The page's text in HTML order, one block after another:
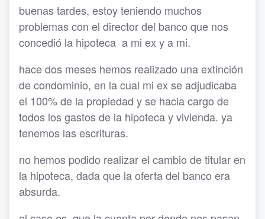
buenas tardes, estoy teniendo muchos
problemas con el director del banco que nos
concedió la hipoteca a mi ex y a mi.
hace dos meses hemos realizado una extinción
de condominio, en la cual mi ex se adjudicaba
el 100% de la propiedad y se hacia cargo de
todos los gastos de la hipoteca y vivienda. ya
tenemos las escrituras.
no hemos podido realizar el cambio de titular en
la hipoteca, dada que la oferta del banco era
absurda.